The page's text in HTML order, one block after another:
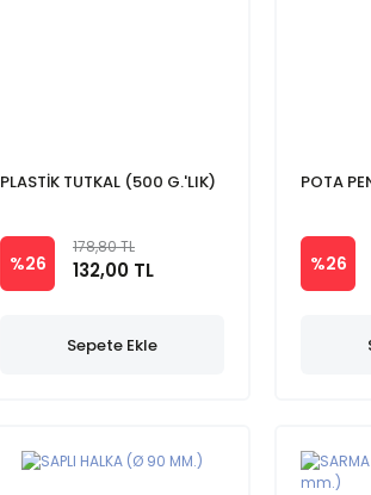
PLASTİK TUTKAL (500 G.'LIK)
%26
178,80 TL
132,00 TL
Sepete Ekle
POTA
%26